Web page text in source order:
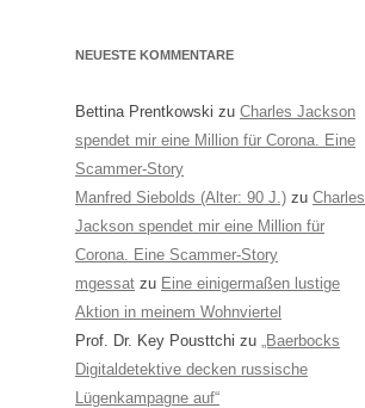
NEUESTE KOMMENTARE
Bettina Prentkowski zu Charles Jackson
spendet mir eine Million für Corona. Eine
Scammer-Story
Manfred Siebolds (Alter: 90 J.) zu Charles
Jackson spendet mir eine Million für
Corona. Eine Scammer-Story
mgessat zu Eine einigermaßen lustige
Aktion in meinem Wohnviertel
Prof. Dr. Key Pousttchi zu „Baerbocks
Digitaldetektive decken russische
Lügenkampagne auf“